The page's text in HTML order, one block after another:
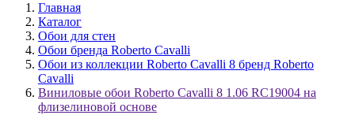
Главная
Каталог
Обои для стен
Обои бренда Roberto Cavalli
Обои из коллекции Roberto Cavalli 8 бренд Roberto
Cavalli
Виниловые обои Roberto Cavalli 8 1.06 RC19004 на
флизелиновой основе